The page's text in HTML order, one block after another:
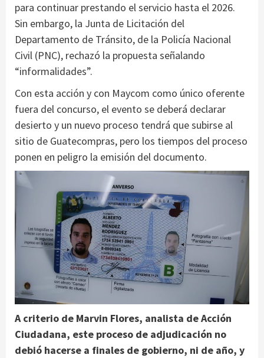
para continuar prestando el servicio hasta el 2026.
Sin embargo, la Junta de Licitación del
Departamento de Tránsito, de la Policía Nacional
Civil (PNC), rechazó la propuesta señalando
“informalidades”.
Con esta acción y con Maycom como único oferente
fuera del concurso, el evento se deberá declarar
desierto y un nuevo proceso tendrá que subirse al
sitio de Guatecompras, pero los tiempos del proceso
ponen en peligro la emisión del documento.
A criterio de Marvin Flores, analista de Acción
Ciudadana, este proceso de adjudicación no
debió hacerse a finales de gobierno, ni de año, y